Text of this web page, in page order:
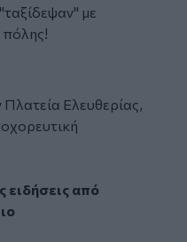
με
πόλης!
Ελευθερίας,
ειδήσεις από